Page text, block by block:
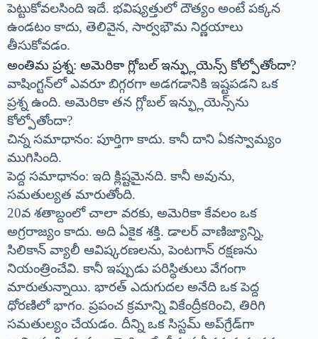
పెట్టుకోవలసింది ఇదే. భవిష్యత్తులో దౌత్యం అంటే పక్కన
ఉండటం కాదు, తెలివైన, సార్వభౌమ నిర్ణయాలు
తీసుకోవడం.
అంతిమ ప్రశ్న: అమెరికా గ్లోబల్ ఇన్ఫ్లుయెన్స్ కోల్పోతోందా?
వాషింగ్టన్‌లో ఎవరూ బిగ్గరగా అడగడానికి ఇష్టపడని ఒక
ప్రశ్న ఉంది. అమెరికా తన గ్లోబల్ ఇన్ఫ్లుయెన్స్‌ను
కోల్పోతోందా?
చిన్న సమాధానం: పూర్తిగా కాదు. కానీ దాని ఏకస్వామ్యం
ముగిసింది.
పెద్ద సమాధానం: ఇది క్లిష్టమైనది. కానీ అవును,
సమతుల్యత మారుతోంది.
20వ శతాబ్దంలో చాలా వరకు, అమెరికా కేవలం ఒక
అగ్రరాజ్యం కాదు. అది ఏకైక శక్తి. డాలర్ వాణిజ్యాన్ని,
సిలికాన్ వ్యాలీ ఆవిష్కరణలను, పెంటగాన్ రక్షణను
నియంత్రించేవి. కానీ ఇప్పుడు పరిస్థితులు వేగంగా
మారుతున్నాయి. భారత్ ఎదుగుదల అనేది ఒక పెద్ద
ధోరణిలో భాగం. ప్రపంచ క్రమాన్ని వికేంద్రీకరించి, తిరిగి
సమతుల్యం చేయడం. దీన్ని ఒక సిస్టమ్ అప్‌గ్రేడ్‌గా